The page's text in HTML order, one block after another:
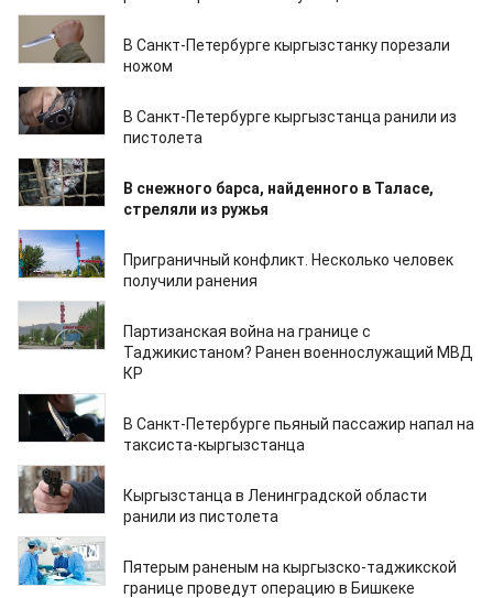
06.04.2020
В Санкт-Петербурге кыргызстанку порезали
ножом
05.04.2020
В Санкт-Петербурге кыргызстанца ранили из
пистолета
10.01.2020
В снежного барса, найденного в Таласе,
стреляли из ружья
18.12.2019
Приграничный конфликт. Несколько человек
получили ранения
18.12.2019
Партизанская война на границе с
Таджикистаном? Ранен военнослужащий МВД
КР
10.12.2019
В Санкт-Петербурге пьяный пассажир напал на
таксиста-кыргызстанца
24.10.2019
Кыргызстанца в Ленинградской области
ранили из пистолета
18.09.2019
Пятерым раненым на кыргызско-таджикской
границе проведут операцию в Бишкеке